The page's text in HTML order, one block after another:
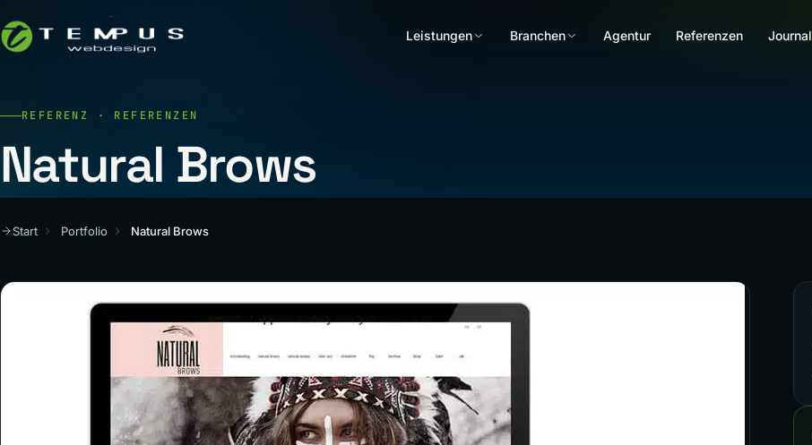
Leistungen Branchen Agentur Referenzen Journal
REFERENZ · REFERENZEN
Natural Brows
Start Portfolio Natural Brows